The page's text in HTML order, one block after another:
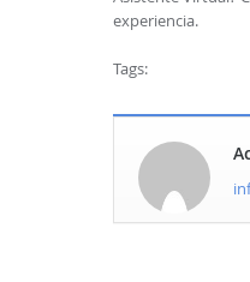
experiencia.
Tags: